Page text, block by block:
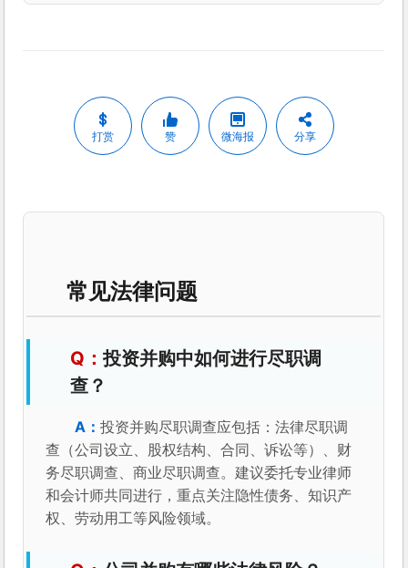
打赏 赞 微海报 分享
常见法律问题
投资并购中如何进行尽职调
查？
投资并购尽职调查应包括：法律尽职调
查（公司设立、股权结构、合同、诉讼等）、财
务尽职调查、商业尽职调查。建议委托专业律师
和会计师共同进行，重点关注隐性债务、知识产
权、劳动用工等风险领域。